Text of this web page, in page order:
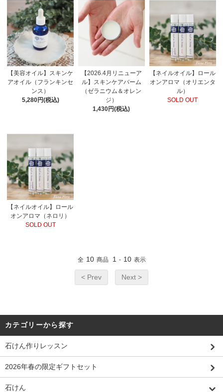
【美容オイル】スキンケ
アオイル（フランキンセ
ンス）
5,280円(税込)
【2026.4月リニューア
ル】スキンケアバーム
（ゼラニウム＆オレン
ジ）
1,430円(税込)
【ネイルオイル】ロール
オンアロマ（オリエンタ
ル）
SOLD OUT
【ネイルオイル】ロール
オンアロマ（ネロリ）
SOLD OUT
全 10 商品 1 - 10 表示
< Prev Next >
カテゴリーから探す
石けん作りレッスン
2026年春の限定ギフトセット
石けん